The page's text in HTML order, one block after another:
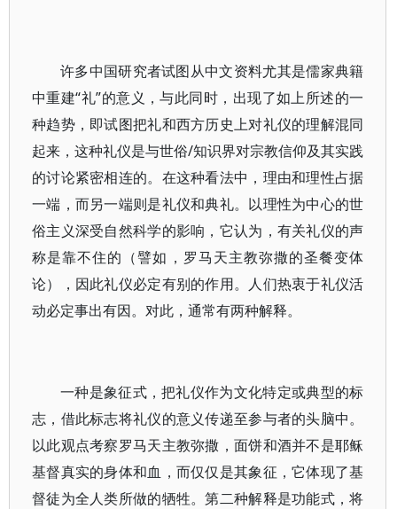
许多中国研究者试图从中文资料尤其是儒家典籍
中重建“礼”的意义，与此同时，出现了如上所述的一
种趋势，即试图把礼和西方历史上对礼仪的理解混同
起来，这种礼仪是与世俗/知识界对宗教信仰及其实践
的讨论紧密相连的。在这种看法中，理由和理性占据
一端，而另一端则是礼仪和典礼。以理性为中心的世
俗主义深受自然科学的影响，它认为，有关礼仪的声
称是靠不住的（譬如，罗马天主教弥撒的圣餐变体
论），因此礼仪必定有别的作用。人们热衷于礼仪活
动必定事出有因。对此，通常有两种解释。
一种是象征式，把礼仪作为文化特定或典型的标
志，借此标志将礼仪的意义传递至参与者的头脑中。
以此观点考察罗马天主教弥撒，面饼和酒并不是耶稣
基督真实的身体和血，而仅仅是其象征，它体现了基
督徒为全人类所做的牺牲。第二种解释是功能式，将